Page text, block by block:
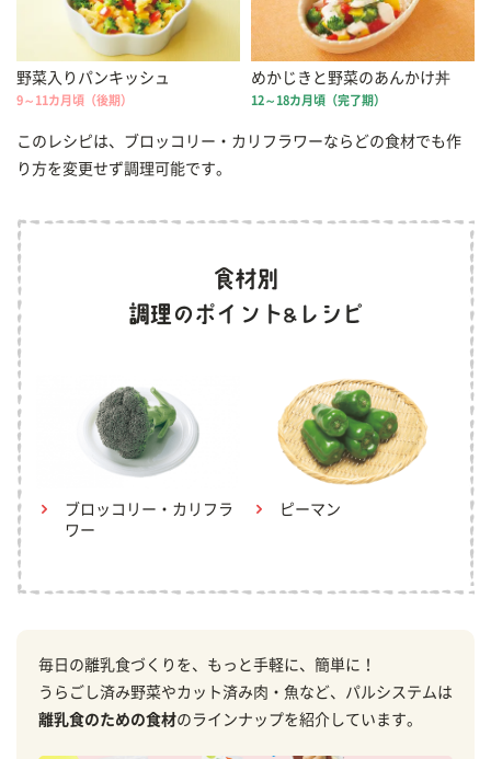
野菜入りパンキッシュ
9～11カ月頃（後期）
めかじきと野菜のあんかけ丼
12～18カ月頃（完了期）
このレシピは、ブロッコリー・カリフラワーならどの食材でも作
り方を変更せず調理可能です。
ブロッコリー・カリフラ
ワー
ピーマン
毎日の離乳食づくりを、もっと手軽に、簡単に！
うらごし済み野菜やカット済み肉・魚など、パルシステムは
離乳食のための食材のラインナップを紹介しています。